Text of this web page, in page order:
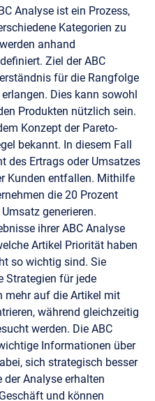
Analyse ist ein Prozess,
Kategorien zu
anhand
Ziel der ABC
für die Rangfolge
Dies kann sowohl
Produkten nützlich sein.
Konzept der Pareto-
bekannt. In diesem Fall
des Ertrags oder Umsatzes
Kunden entfallen. Mithilfe
die 20 Prozent
generieren.
ihrer ABC Analyse
Artikel Priorität haben
so wichtig sind. Sie
Strategien für jede
mehr auf die Artikel mit
während gleichzeitig
werden. Die ABC
Informationen über
sich strategisch besser
Analyse erhalten
und können